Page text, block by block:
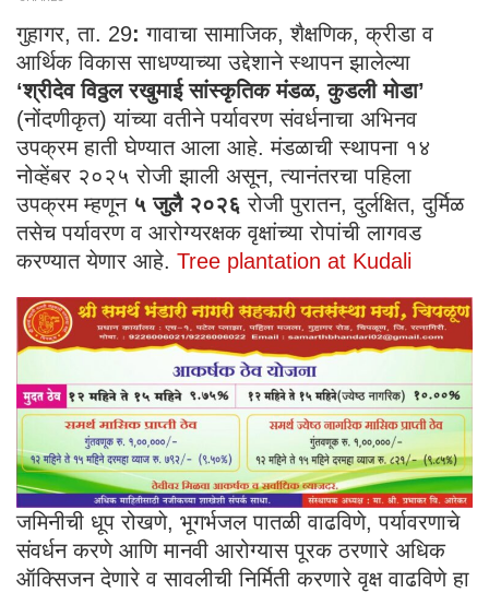
गुहागर, ता. 29: गावाचा सामाजिक, शैक्षणिक, क्रीडा व
आर्थिक विकास साधण्याच्या उद्देशाने स्थापन झालेल्या
‘श्रीदेव विठ्ठल रखुमाई सांस्कृतिक मंडळ, कुडली मोडा’
(नोंदणीकृत) यांच्या वतीने पर्यावरण संवर्धनाचा अभिनव
उपक्रम हाती घेण्यात आला आहे. मंडळाची स्थापना १४
नोव्हेंबर २०२५ रोजी झाली असून, त्यानंतरचा पहिला
उपक्रम म्हणून ५ जुलै २०२६ रोजी पुरातन, दुर्लक्षित, दुर्मिळ
तसेच पर्यावरण व आरोग्यरक्षक वृक्षांच्या रोपांची लागवड
करण्यात येणार आहे. Tree plantation at Kudali
जमिनीची धूप रोखणे, भूगर्भजल पातळी वाढविणे, पर्यावरणाचे
संवर्धन करणे आणि मानवी आरोग्यास पूरक ठरणारे अधिक
ऑक्सिजन देणारे व सावलीची निर्मिती करणारे वृक्ष वाढविणे हा